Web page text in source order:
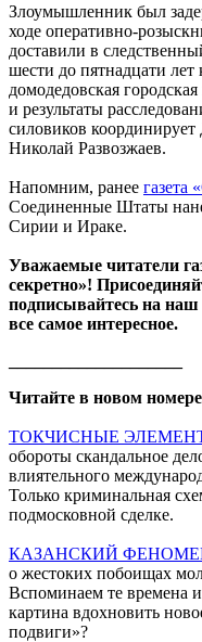
Злоумышленник был
ходе оперативно-
доставили в
шести до пятнадцати
домодедовская
и результаты
силовиков
Николай Развозжаев.
Напомним, ранее газета
Соединенные Штаты
Сирии и Ираке.
Уважаемые читатели
секретно»!
подписывайтесь на
все самое интересное.
Читайте в новом
ТОКЧИСНЫЕ
обороты скандальное
влиятельного
Только криминальная
подмосковной сделке.
КАЗАНСКИЙ
о жестоких побоищах
Вспоминаем те времена
картина вдохновить
подвиги»?